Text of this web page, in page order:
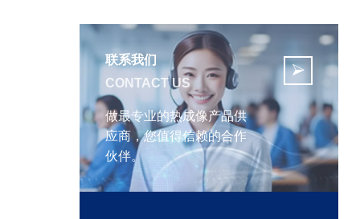
联系我们
CONTACT US
做最专业的热成像产品供
应商，您值得信赖的合作
伙伴。
